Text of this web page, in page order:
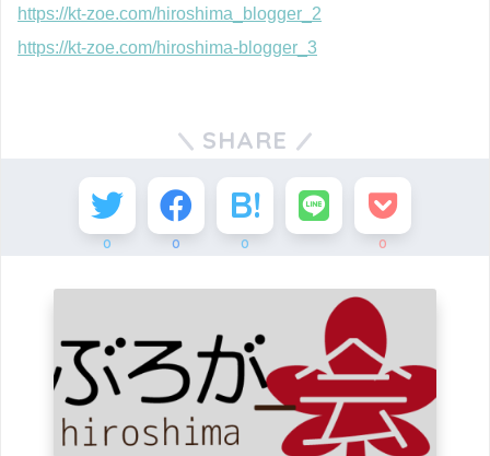
https://kt-zoe.com/hiroshima_blogger_2
https://kt-zoe.com/hiroshima-blogger_3
SHARE
0 0 0 0